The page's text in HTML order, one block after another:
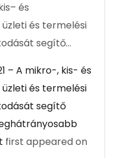
és
és termelési
segítő…
– A mikro-, kis- és
és termelési
segítő
first appeared on